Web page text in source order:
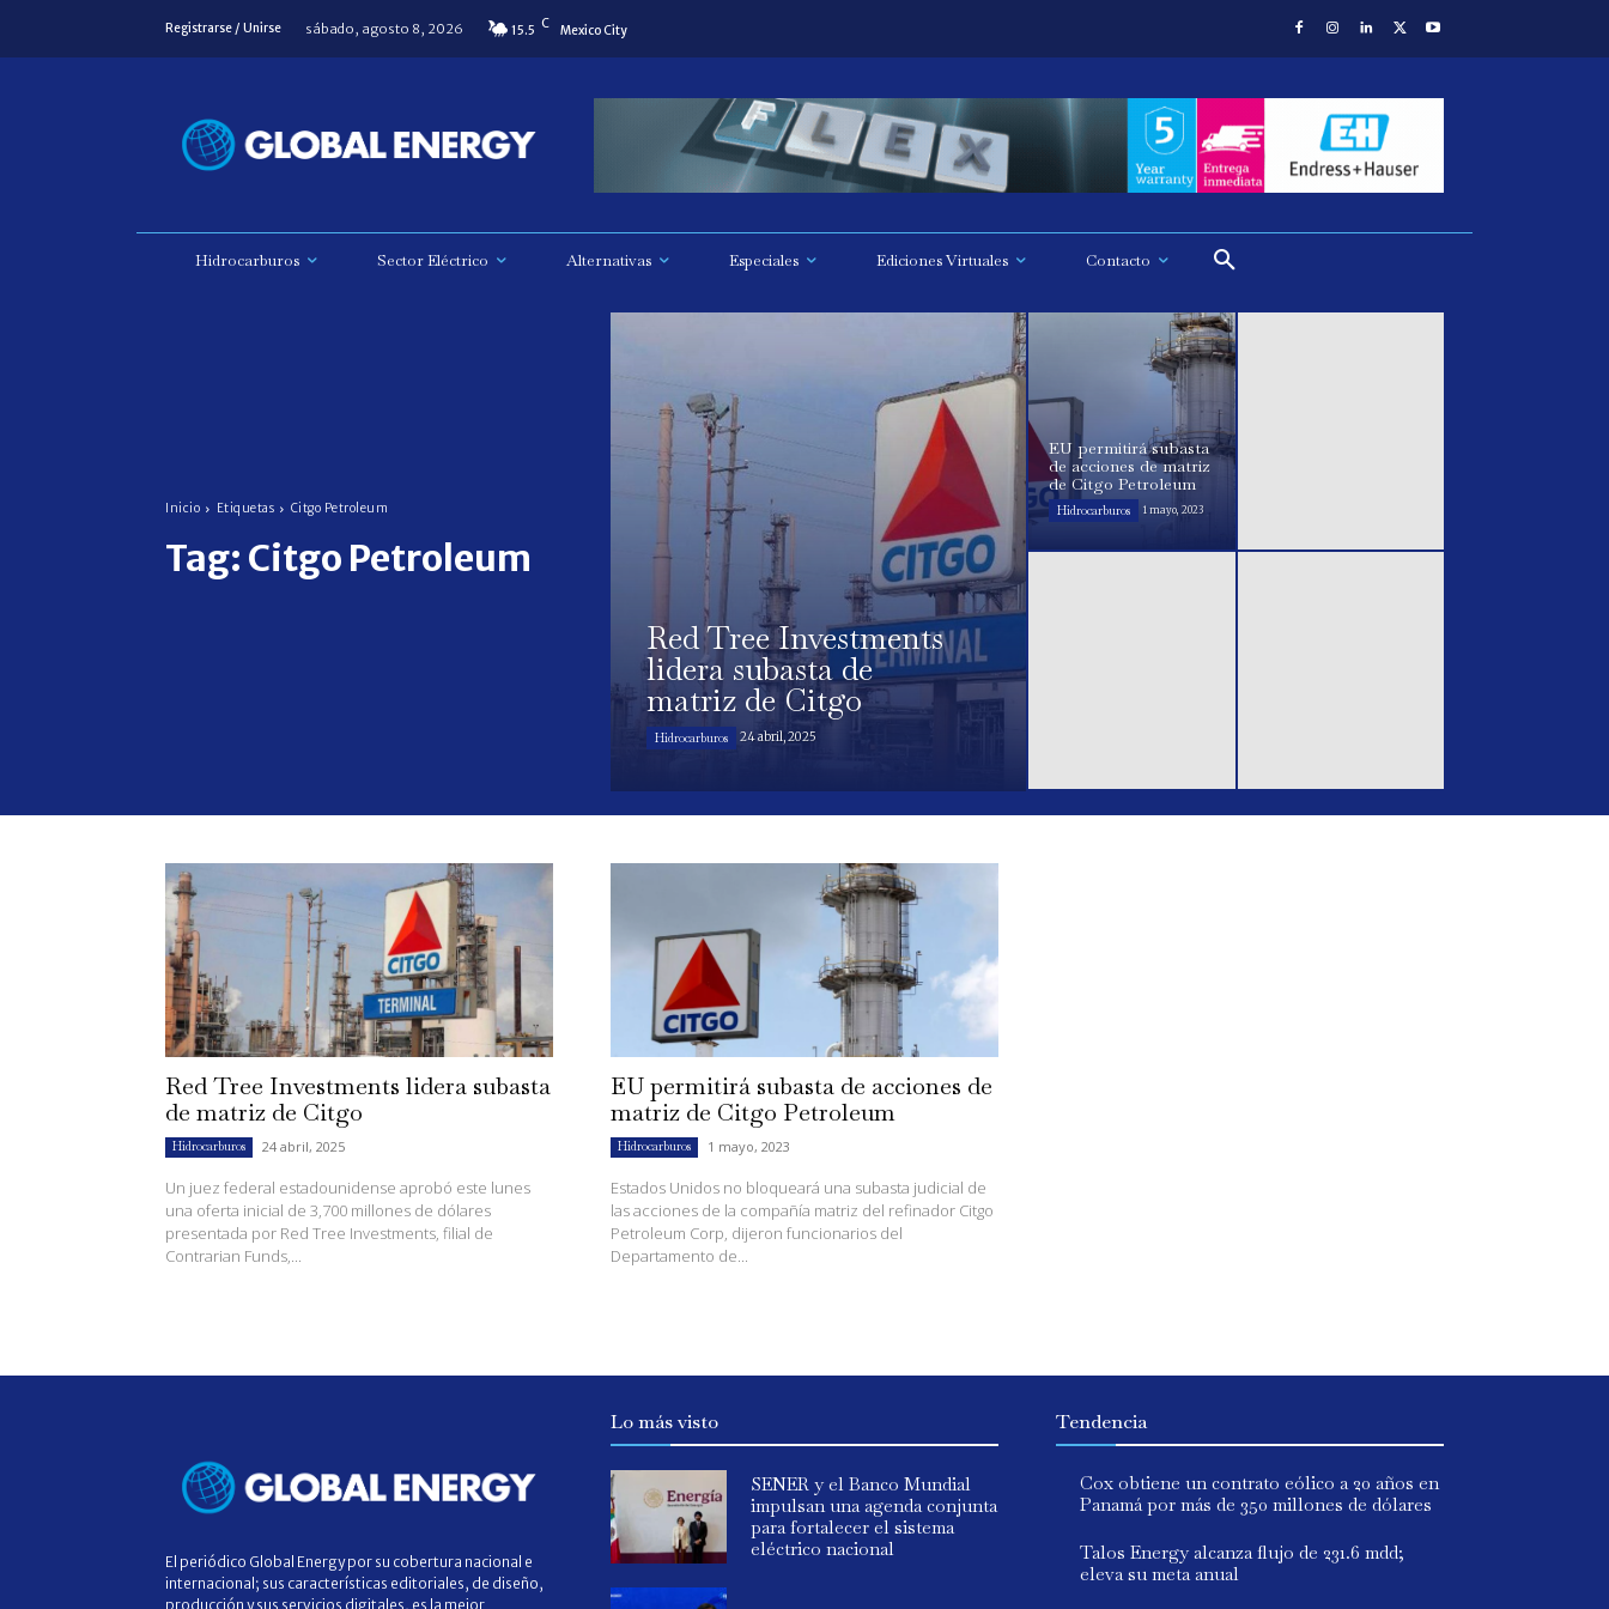
Registrarse / Unirse sábado, agosto 8, 2026 15.5 C Mexico City
Hidrocarburos Sector Eléctrico Alternativas Especiales Ediciones Virtuales Contacto
Inicio Etiquetas Citgo Petroleum
Tag: Citgo Petroleum
Red Tree Investments
lidera subasta de
matriz de Citgo
Hidrocarburos 24 abril, 2025
EU permitirá subasta
de acciones de matriz
de Citgo Petroleum
Hidrocarburos 1 mayo, 2023
Red Tree Investments lidera subasta
de matriz de Citgo
Hidrocarburos 24 abril, 2025
Un juez federal estadounidense aprobó este lunes
una oferta inicial de 3,700 millones de dólares
presentada por Red Tree Investments, filial de
Contrarian Funds,...
EU permitirá subasta de acciones de
matriz de Citgo Petroleum
Hidrocarburos 1 mayo, 2023
Estados Unidos no bloqueará una subasta judicial de
las acciones de la compañía matriz del refinador Citgo
Petroleum Corp, dijeron funcionarios del
Departamento de...
El periódico Global Energy por su cobertura nacional e
internacional; sus características editoriales, de diseño,
producción y sus servicios digitales, es la mejor
Lo más visto
SENER y el Banco Mundial
impulsan una agenda conjunta
para fortalecer el sistema
eléctrico nacional
Tendencia
Cox obtiene un contrato eólico a 20 años en
Panamá por más de 350 millones de dólares
Talos Energy alcanza flujo de 231.6 mdd;
eleva su meta anual